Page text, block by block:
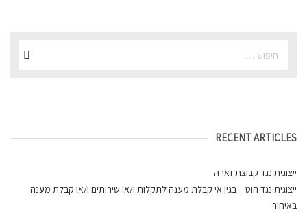
RECENT ARTICLES
ייצוגית נגד קבוצת זארה
ייצוגית נגד הוט – בגין אי קבלת מענה לתקלות ו/או שירותים ו/או קבלת מענה
באיחור